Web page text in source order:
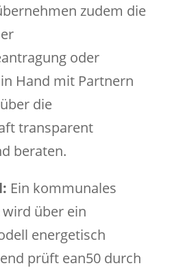
zudem die
oder
Hand mit Partnern
die
transparent
beraten.
Ein kommunales
über ein
energetisch
prüft ean50 durch